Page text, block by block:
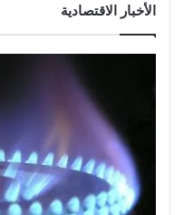
الأخبار الاقتصادية